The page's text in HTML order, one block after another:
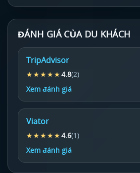
ĐÁNH GIÁ CỦA DU KHÁCH
TripAdvisor
★★★★★4.8(2)
Xem đánh giá
Viator
★★★★★4.6(1)
Xem đánh giá